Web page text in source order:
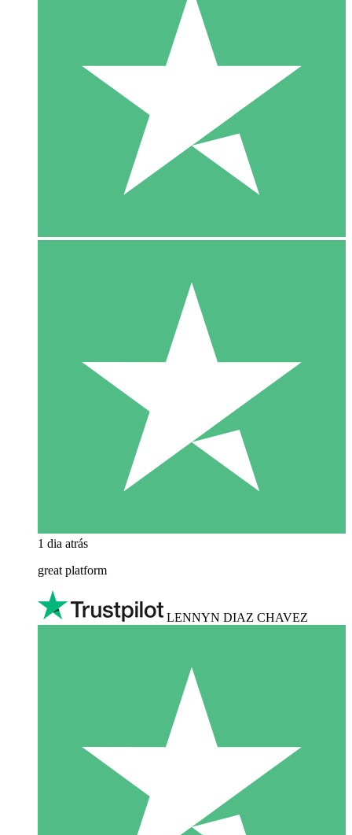
1 dia atrás
great platform
LENNYN DIAZ CHAVEZ